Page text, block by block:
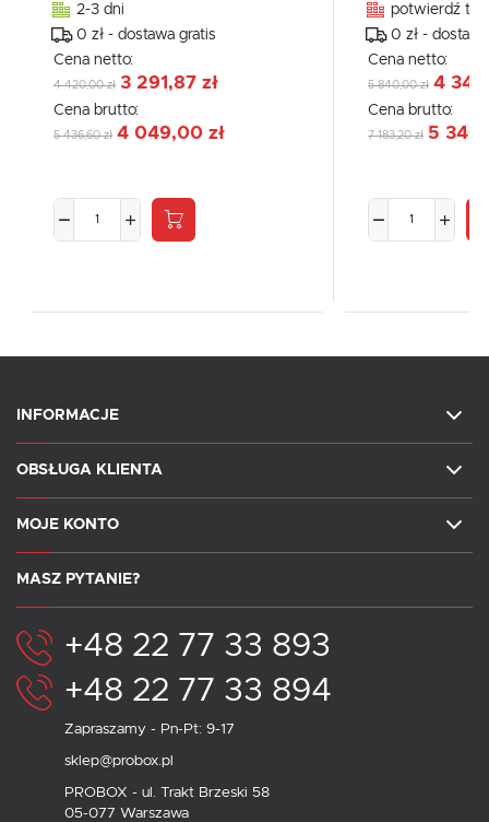
2-3 dni
0 zł - dostawa gratis
Cena netto:
4 420,00 zł 3 291,87 zł
Cena brutto:
5 436,60 zł 4 049,00 zł
potwierdź
0 zł -
Cena netto:
5 840,00 zł 4
Cena brutto:
7 183,20 zł 5
INFORMACJE
OBSŁUGA KLIENTA
MOJE KONTO
MASZ PYTANIE?
+48 22 77 33 893
+48 22 77 33 894
Zapraszamy - Pn-Pt: 9-17
sklep@probox.pl
PROBOX - ul. Trakt Brzeski 58
05-077 Warszawa